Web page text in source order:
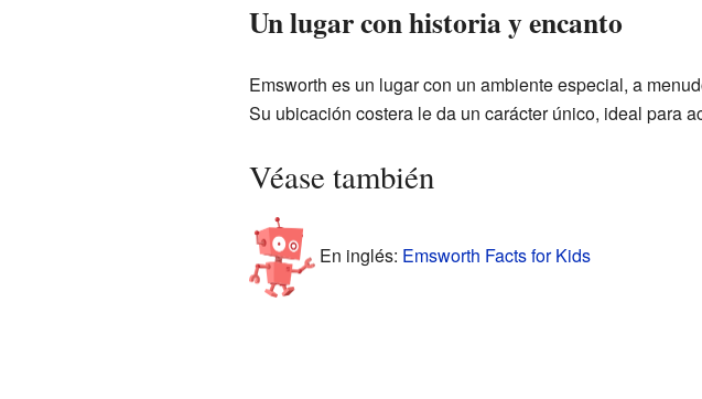
Un lugar con historia y encanto
Emsworth es un lugar con un ambiente especial, a
Su ubicación costera le da un carácter único, ideal para
Véase también
En inglés: Emsworth Facts for Kids